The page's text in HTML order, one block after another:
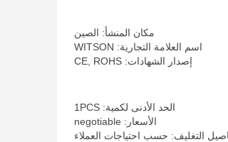
مكان المنشأ: الصين
اسم العلامة التجارية: WITSON
إصدار الشهادات: CE, ROHS
الحد الأدنى لكمية: 1PCS
الأسعار: negotiable
التغليف: حسب احتياجات العملاء